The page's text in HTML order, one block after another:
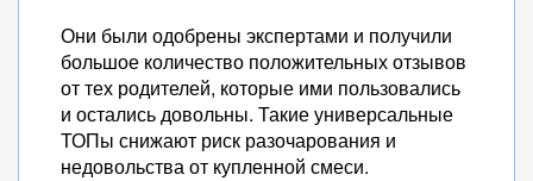
Они были одобрены экспертами и получили
большое количество положительных отзывов
от тех родителей, которые ими пользовались
и остались довольны. Такие универсальные
ТОПы снижают риск разочарования и
недовольства от купленной смеси.